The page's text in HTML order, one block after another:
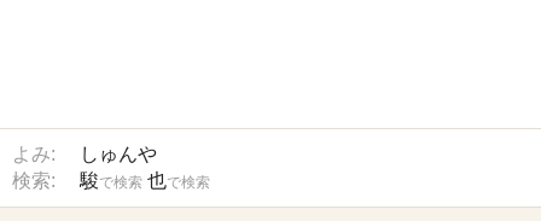
よみ:
しゅんや
検索:
駿で検索 也で検索